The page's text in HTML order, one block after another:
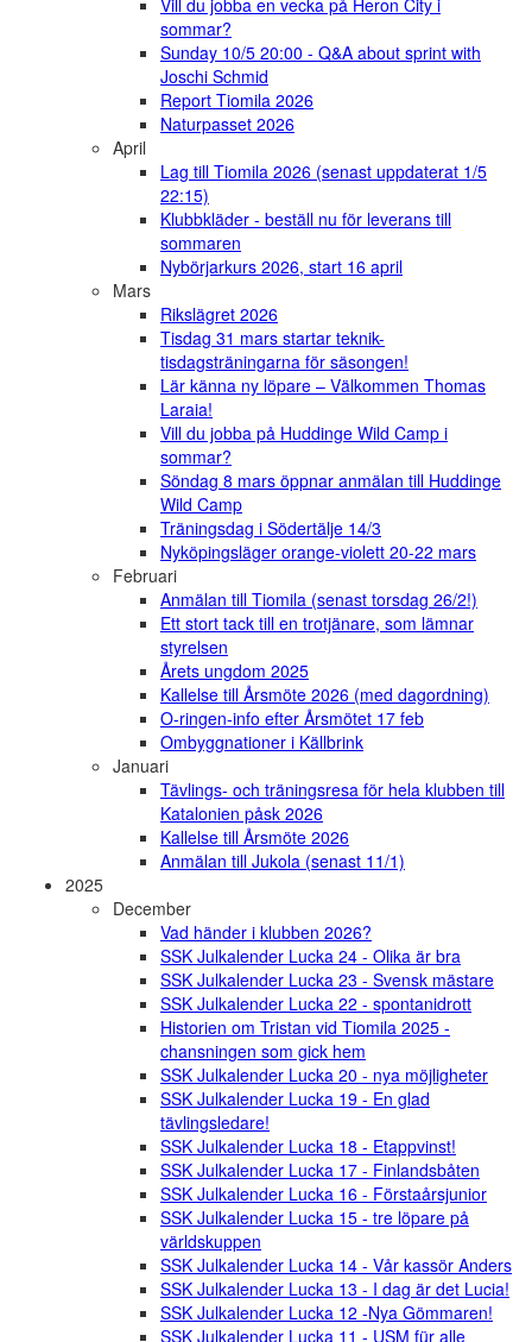
sommar?
Sunday 10/5 20:00 - Q&A about sprint with
Joschi Schmid
Report Tiomila 2026
Naturpasset 2026
April
Lag till Tiomila 2026 (senast uppdaterat 1/5
22:15)
Klubbkläder - beställ nu för leverans till
sommaren
Nybörjarkurs 2026, start 16 april
Mars
Rikslägret 2026
Tisdag 31 mars startar teknik-
tisdagsträningarna för säsongen!
Lär känna ny löpare – Välkommen Thomas
Laraia!
Vill du jobba på Huddinge Wild Camp i
sommar?
Söndag 8 mars öppnar anmälan till Huddinge
Wild Camp
Träningsdag i Södertälje 14/3
Nyköpingsläger orange-violett 20-22 mars
Februari
Anmälan till Tiomila (senast torsdag 26/2!)
Ett stort tack till en trotjänare, som lämnar
styrelsen
Årets ungdom 2025
Kallelse till Årsmöte 2026 (med dagordning)
O-ringen-info efter Årsmötet 17 feb
Ombyggnationer i Källbrink
Januari
Tävlings- och träningsresa för hela klubben till
Katalonien påsk 2026
Kallelse till Årsmöte 2026
Anmälan till Jukola (senast 11/1)
2025
December
Vad händer i klubben 2026?
SSK Julkalender Lucka 24 - Olika är bra
SSK Julkalender Lucka 23 - Svensk mästare
SSK Julkalender Lucka 22 - spontanidrott
Historien om Tristan vid Tiomila 2025 -
chansningen som gick hem
SSK Julkalender Lucka 20 - nya möjligheter
SSK Julkalender Lucka 19 - En glad
tävlingsledare!
SSK Julkalender Lucka 18 - Etappvinst!
SSK Julkalender Lucka 17 - Finlandsbåten
SSK Julkalender Lucka 16 - Förstaårsjunior
SSK Julkalender Lucka 15 - tre löpare på
världskuppen
SSK Julkalender Lucka 14 - Vår kassör Anders
SSK Julkalender Lucka 13 - I dag är det Lucia!
SSK Julkalender Lucka 12 -Nya Gömmaren!
SSK Julkalender Lucka 11 - USM für alle